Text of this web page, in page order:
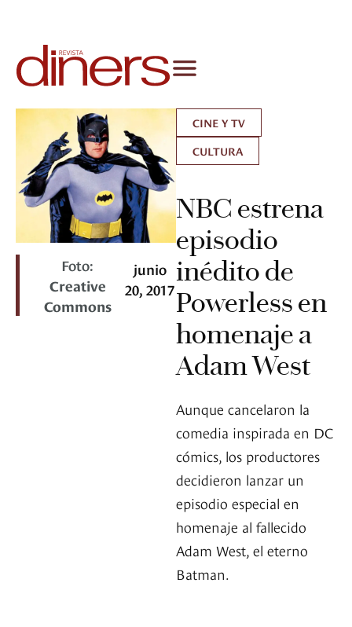
Foto:
Creative
Commons
junio
20, 2017
CINE Y TV
CULTURA
NBC estrena
episodio
inédito de
Powerless en
homenaje a
Adam West
Aunque cancelaron la
comedia inspirada en DC
cómics, los productores
decidieron lanzar un
episodio especial en
homenaje al fallecido
Adam West, el eterno
Batman.